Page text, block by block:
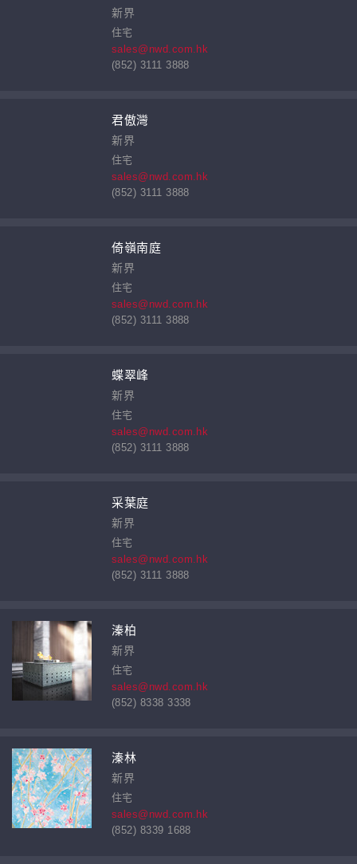
新界
住宅
sales@nwd.com.hk
(852) 3111 3888
君傲灣
新界
住宅
sales@nwd.com.hk
(852) 3111 3888
倚嶺南庭
新界
住宅
sales@nwd.com.hk
(852) 3111 3888
蝶翠峰
新界
住宅
sales@nwd.com.hk
(852) 3111 3888
采葉庭
新界
住宅
sales@nwd.com.hk
(852) 3111 3888
溱柏
新界
住宅
sales@nwd.com.hk
(852) 8338 3338
溱林
新界
住宅
sales@nwd.com.hk
(852) 8339 1688